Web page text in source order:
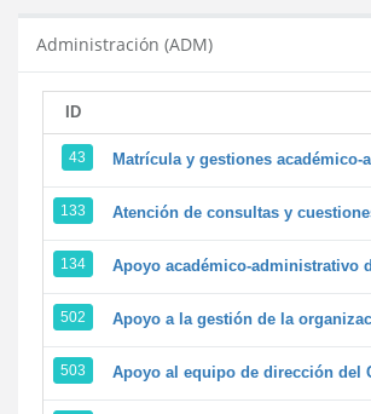
Administración (ADM)
ID
43 Matrícula y gestiones
133 Atención de consultas y
134 Apoyo académico-administrativo
502 Apoyo a la gestión de la
503 Apoyo al equipo de dirección del